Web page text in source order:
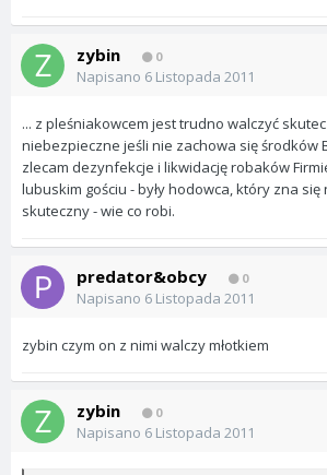
zybin 0
Napisano 6 Listopada 2011
... z pleśniakowcem jest trudno walczyć
niebezpieczne jeśli nie zachowa się środków
zlecam dezynfekcje i likwidację robaków
lubuskim gościu - były hodowca, który zna
skuteczny - wie co robi.
predator&obcy 0
Napisano 6 Listopada 2011
zybin czym on z nimi walczy młotkiem
zybin 0
Napisano 6 Listopada 2011